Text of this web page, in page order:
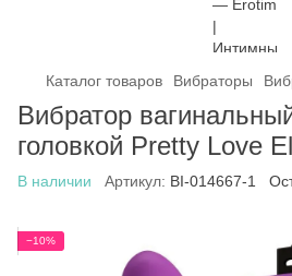
Каталог товаров Вибраторы
Вибратор
головкой Pretty Love
В наличии Артикул: BI-014667-1
−10%